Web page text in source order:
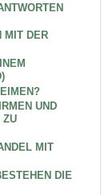
MIT DER
UND
ZU
MIT
DIE